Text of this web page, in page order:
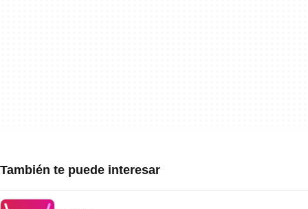
También te puede interesar